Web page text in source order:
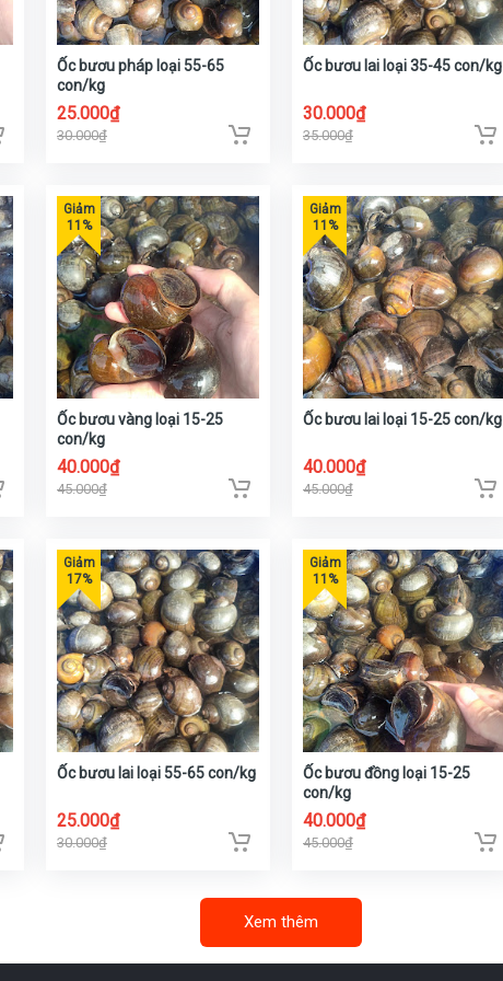
Ốc bươu pháp loại 55-65
con/kg
25.000₫
30.000₫
Ốc bươu lai loại 35-45 con/kg
30.000₫
35.000₫
Ốc bươu vàng loại 15-25
con/kg
40.000₫
45.000₫
Ốc bươu lai loại 15-25 con/kg
40.000₫
45.000₫
Ốc bươu lai loại 55-65 con/kg
25.000₫
30.000₫
Ốc bươu đồng loại 15-25
con/kg
40.000₫
45.000₫
Xem thêm